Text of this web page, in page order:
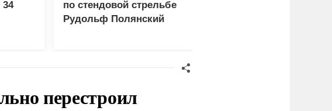
по стендовой стрельбе
Рудольф Полянский
перестроил